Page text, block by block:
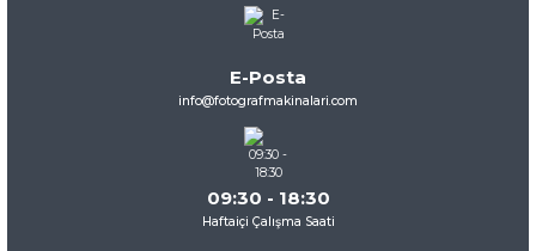
Ürün açıklamasında eksik bilgiler bulunuyor.
Ürün fiyatı diğer sitelerden daha pahalı.
E-Posta
info@fotografmakinalari.com
09:30 - 18:30
Haftaiçi Çalışma Saati